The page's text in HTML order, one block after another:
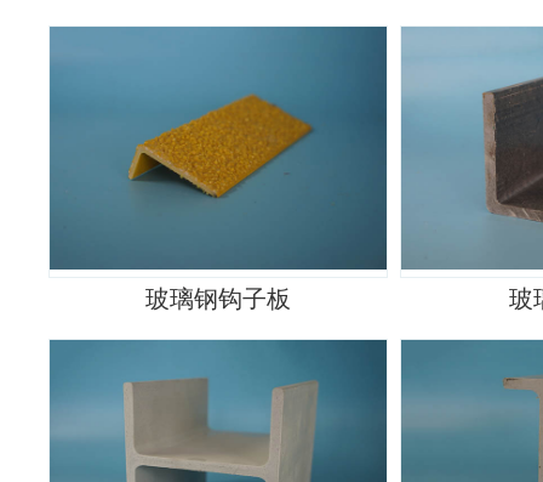
玻璃钢钩子板 玻